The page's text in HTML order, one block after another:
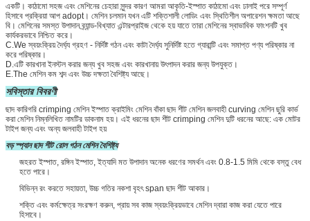
একটি। কাঠামো সহজ এবং মেশিনের চেহারা সুন্দর কারণ আমরা আকৃতি-ইস্পাত কাঠামো এবং ঢালাই পরে সম্পূর্ণ
হিসাবে প্রক্রিয়া আপ adopt। মেশিন চলমান যখন এটি শক্তিশালী লোডিং এবং স্থিতিশীল অপারেশন ক্ষমতা আছে
বি। মেশিনের সমস্ত উপাদান ব্র্যান্ড-বিখ্যাত এন্টারপ্রাইজ থেকে হয় যাতে তারা মেশিনের স্বাভাবিক ফাংশনটি খুব
কার্যকরভাবে নিশ্চিত করে।
C.We স্বয়ংক্রিয় দৈর্ঘ্য গ্রহণ - নির্দিষ্ট গঠন এবং কাটা দৈর্ঘ্য সুনির্দিষ্ট হতে গ্যারান্টি এবং সমাপ্ত পণ্য পরিষ্কার না
করে পরিষ্কার।
D.এটি কারখানা ইনস্টল করার জন্য খুব সহজ এবং কারখানায় উৎপাদন করার জন্য উপযুক্ত।
E.The মেশিন কম শব্দ এবং উচ্চ দক্ষতা বৈশিষ্ট্য আছে।
সবিস্তার বিবরণী
ছাদ কারিগরি crimping মেশিন ইস্পাত ক্রাইমিং মেশিন বাঁকা ছাদ শীট মেশিন জলবাহী curving মেশিন ছুরি কার্ভ
করা মেশিন নিম্নলিখিত নামটির ডাকনাম হয়। এই ধরনের ছাদ শীট crimping মেশিন দুটি ধরনের আছে: এক মোটর
টাইপ জন্য এবং অন্য জলবাহী টাইপ হয়
বড় স্প্যান ছাদ শীট রোল গঠন মেশিন বৈশিষ্ট্য
জহরত ইস্পাত, রঙ্গিন ইস্পাত, ইত্যাদি মত উপাদান অনেক ধরণের সমর্থন এবং 0.8-1.5 মিমি থেকে বস্তু বেধ
হতে পারে।
বিভিন্ন রং করতে সহায়তা, উচ্চ গতির নকশা বৃহৎ span ছাদ শীট আকার।
শক্তি এবং কর্মক্ষেত্র সংরক্ষণ করুন, প্রায় সব কাজ স্বয়ংক্রিয়ভাবে মেশিন দ্বারা কাজ করা যেতে পারে
হিসাবে।